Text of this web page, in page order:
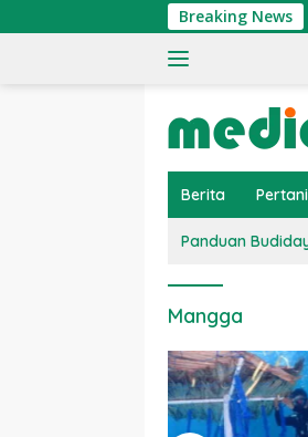
ke
Breaking News
Berita
Panduan
Mangga